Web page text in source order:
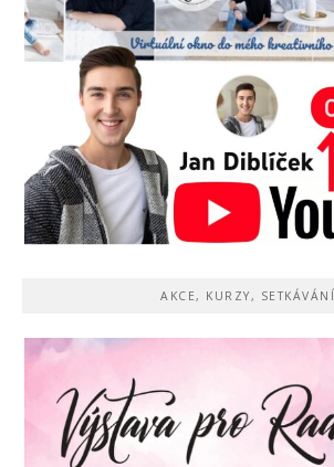
AKCE, KURZY, SETKÁVÁNÍ